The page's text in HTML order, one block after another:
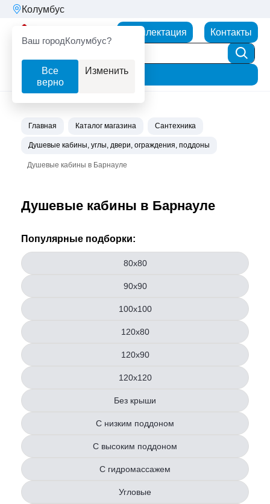
Колумбус
Ваш городКолумбус?
Все
верно
Изменить
Комплектация Контакты
Фильтр
Главная Каталог магазина Сантехника
Душевые кабины, углы, двери, ограждения, поддоны
Душевые кабины в Барнауле
Душевые кабины в Барнауле
Популярные подборки:
80х80
90x90
100х100
120x80
120х90
120х120
Без крыши
С низким поддоном
С высоким поддоном
С гидромассажем
Угловые